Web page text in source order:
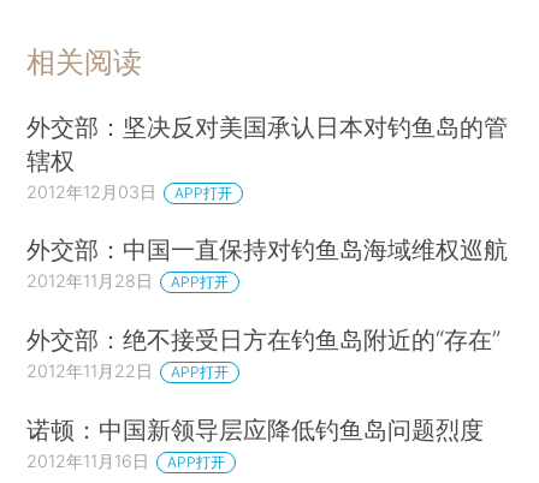
相关阅读
外交部：坚决反对美国承认日本对钓鱼岛的管
辖权
2012年12月03日 APP打开
外交部：中国一直保持对钓鱼岛海域维权巡航
2012年11月28日 APP打开
外交部：绝不接受日方在钓鱼岛附近的“存在”
2012年11月22日 APP打开
诺顿：中国新领导层应降低钓鱼岛问题烈度
2012年11月16日 APP打开